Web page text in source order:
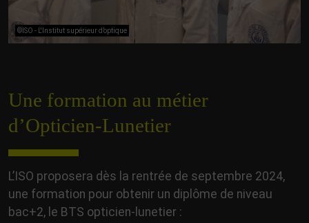
©ISO - L'Institut supérieur d’optique
Une formation au métier
d’Opticien-Lunetier
L’ISO proposera dès la rentrée de septembre 2024,
une formation pour obtenir un diplôme de niveau
bac+2, le BTS opticien-lunetier :